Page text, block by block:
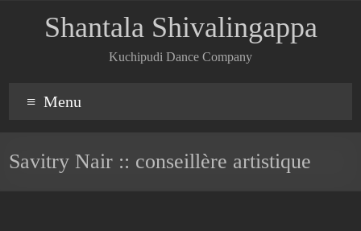
Shantala Shivalingappa
Kuchipudi Dance Company
Menu
Savitry Nair :: conseillère artistique